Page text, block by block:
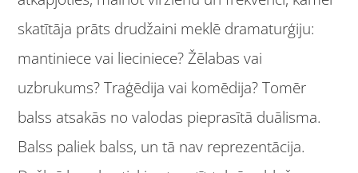
skatītāja prāts drudžaini meklē dramaturģiju:
mantiniece vai lieciniece? Žēlabas vai
uzbrukums? Traģēdija vai komēdija? Tomēr
balss atsakās no valodas pieprasītā duālisma.
Balss paliek balss, un tā nav reprezentācija.